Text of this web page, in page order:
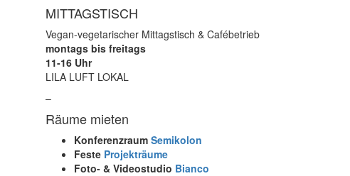
MITTAGSTISCH
Vegan-vegetarischer Mittagstisch & Cafébetrieb
montags bis freitags
11-16 Uhr
LILA LUFT LOKAL
–
Räume mieten
Konferenzraum Semikolon
Feste Projekträume
Foto- & Videostudio Bianco